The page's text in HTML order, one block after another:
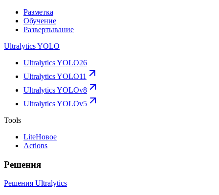
Разметка
Обучение
Развертывание
Ultralytics YOLO
Ultralytics YOLO26
Ultralytics YOLO11
Ultralytics YOLOv8
Ultralytics YOLOv5
Tools
LiteНовое
Actions
Решения
Решения Ultralytics